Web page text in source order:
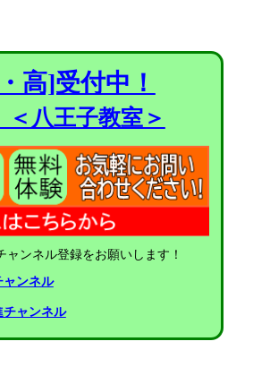
高]受付中！
八王子教室＞
ンネル登録をお願いします！
ャンネル
チャンネル